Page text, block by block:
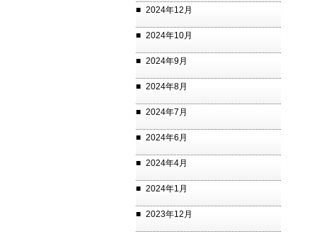
2024年12月
2024年10月
2024年9月
2024年8月
2024年7月
2024年6月
2024年4月
2024年1月
2023年12月